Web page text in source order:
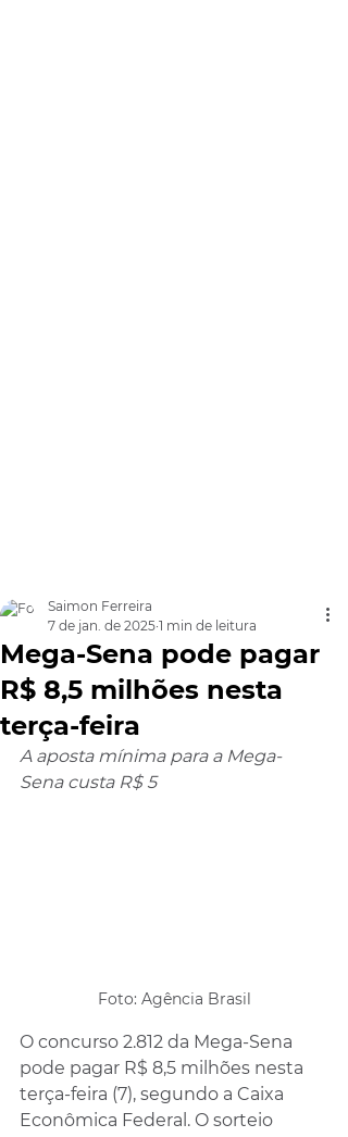
Mega-Sena pode pagar
R$ 8,5 milhões nesta
terça-feira
Saimon Ferreira
7 de jan. de 2025 1 min de leitura
A aposta mínima para a Mega-
Sena custa R$ 5
Foto: Agência Brasil
O concurso 2.812 da Mega-Sena
pode pagar R$ 8,5 milhões nesta
terça-feira (7), segundo a Caixa
Econômica Federal. O sorteio